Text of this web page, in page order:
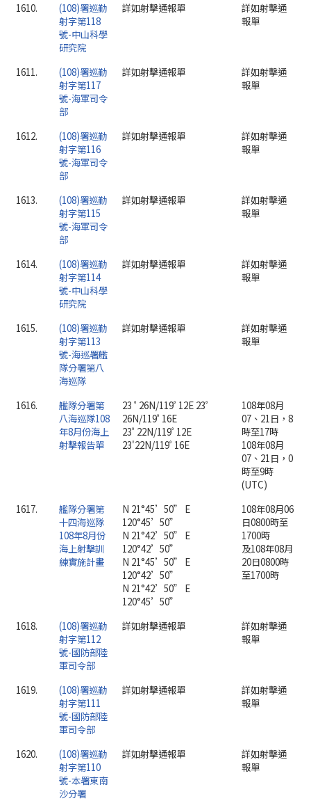
1610.
(108)署巡勤
射字第118
號-中山科學
研究院
詳如射擊通報單
詳如射擊通
報單
1611.
(108)署巡勤
射字第117
號-海軍司令
部
詳如射擊通報單
詳如射擊通
報單
1612.
(108)署巡勤
射字第116
號-海軍司令
部
詳如射擊通報單
詳如射擊通
報單
1613.
(108)署巡勤
射字第115
號-海軍司令
部
詳如射擊通報單
詳如射擊通
報單
1614.
(108)署巡勤
射字第114
號-中山科學
研究院
詳如射擊通報單
詳如射擊通
報單
1615.
(108)署巡勤
射字第113
號-海巡署艦
隊分署第八
海巡隊
詳如射擊通報單
詳如射擊通
報單
1616.
艦隊分署第
八海巡隊108
年8月份海上
射擊報告單
23 ﾟ26N/119ﾟ12E 23ﾟ
26N/119ﾟ16E
23ﾟ22N/119ﾟ12E
23'22N/119ﾟ16E
108年08月
07、21日，8
時至17時
108年08月
07、21日，0
時至9時
(UTC)
1617.
艦隊分署第
十四海巡隊
108年8月份
海上射擊訓
練實施計畫
N 21°45’50” E
120°45’50”
N 21°42’50” E
120°42’50”
N 21°45’50” E
120°42’50”
N 21°42’50” E
120°45’50”
108年08月06
日0800時至
1700時
及108年08月
20日0800時
至1700時
1618.
(108)署巡勤
射字第112
號-國防部陸
軍司令部
詳如射擊通報單
詳如射擊通
報單
1619.
(108)署巡勤
射字第111
號-國防部陸
軍司令部
詳如射擊通報單
詳如射擊通
報單
1620.
(108)署巡勤
射字第110
號-本署東南
沙分署
詳如射擊通報單
詳如射擊通
報單